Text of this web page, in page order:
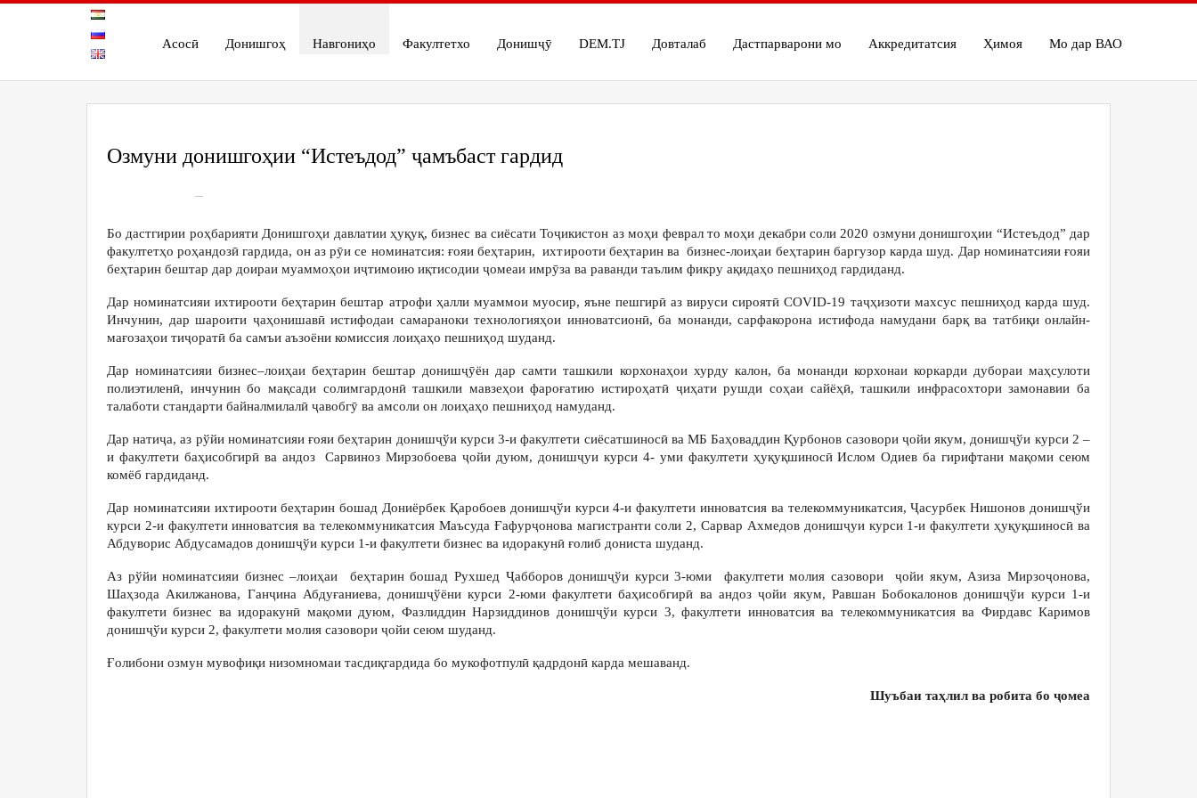
Асосӣ Донишгоҳ Навгониҳо Факултетхо Донишҷӯ DEM.TJ Довталаб Дастпарварони мо Аккредитатсия Ҳимоя Мо дар ВАО
Озмуни донишгоҳии “Истеъдод” ҷамъбаст гардид
Бо дастгирии роҳбарияти Донишгоҳи давлатии ҳуқуқ, бизнес ва сиёсати Тоҷикистон аз моҳи феврал то моҳи декабри соли 2020 озмуни донишгоҳии “Истеъдод” дар
факултетҳо роҳандозӣ гардида, он аз рӯи се номинатсия: ғояи беҳтарин, ихтирооти беҳтарин ва бизнес-лоиҳаи беҳтарин баргузор карда шуд. Дар номинатсияи ғояи
беҳтарин бештар дар доираи муаммоҳои иҷтимоию иқтисодии ҷомеаи имрӯза ва раванди таълим фикру ақидаҳо пешниҳод гардиданд.
Дар номинатсияи ихтирооти беҳтарин бештар атрофи ҳалли муаммои муосир, яъне пешгирӣ аз вируси сироятӣ COVID-19 таҷҳизоти махсус пешниҳод карда шуд.
Инчунин, дар шароити ҷаҳонишавӣ истифодаи самараноки технологияҳои инноватсионӣ, ба монанди, сарфакорона истифода намудани барқ ва татбиқи онлайн-
мағозаҳои тиҷоратӣ ба самъи аъзоёни комиссия лоиҳаҳо пешниҳод шуданд.
Дар номинатсияи бизнес–лоиҳаи беҳтарин бештар донишҷӯён дар самти ташкили корхонаҳои хурду калон, ба монанди корхонаи коркарди дубораи маҳсулоти
полиэтиленӣ, инчунин бо мақсади солимгардонӣ ташкили мавзеҳои фароғатию истироҳатӣ ҷиҳати рушди соҳаи сайёҳӣ, ташкили инфрасохтори замонавии ба
талаботи стандарти байналмилалӣ ҷавобгӯ ва амсоли он лоиҳаҳо пешниҳод намуданд.
Дар натиҷа, аз рўйи номинатсияи ғояи беҳтарин донишҷўи курси 3-и факултети сиёсатшиносӣ ва МБ Баҳоваддин Қурбонов сазовори ҷойи якум, донишҷўи курси 2 –
и факултети баҳисобгирӣ ва андоз Сарвиноз Мирзобоева ҷойи дуюм, донишҷуи курси 4- уми факултети ҳуқуқшиносӣ Ислом Одиев ба гирифтани мақоми сеюм
комёб гардиданд.
Дар номинатсияи ихтирооти беҳтарин бошад Дониёрбек Қаробоев донишҷўи курси 4-и факултети инноватсия ва телекоммуникатсия, Ҷасурбек Нишонов донишҷўи
курси 2-и факултети инноватсия ва телекоммуникатсия Маъсуда Ғафурҷонова магистранти соли 2, Сарвар Ахмедов донишҷуи курси 1-и факултети ҳуқуқшиносӣ ва
Абдуворис Абдусамадов донишҷўи курси 1-и факултети бизнес ва идоракунӣ ғолиб дониста шуданд.
Аз рўйи номинатсияи бизнес –лоиҳаи беҳтарин бошад Рухшед Ҷабборов донишҷўи курси 3-юми факултети молия сазовори ҷойи якум, Азиза Мирзоҷонова,
Шаҳзода Акилжанова, Ганҷина Абдуғаниева, донишҷўёни курси 2-юми факултети баҳисобгирӣ ва андоз ҷойи якум, Равшан Бобокалонов донишҷўи курси 1-и
факултети бизнес ва идоракунӣ мақоми дуюм, Фазлиддин Нарзиддинов донишҷўи курси 3, факултети инноватсия ва телекоммуникатсия ва Фирдавс Каримов
донишҷўи курси 2, факултети молия сазовори ҷойи сеюм шуданд.
Ғолибони озмун мувофиқи низомномаи тасдиқгардида бо мукофотпулӣ қадрдонӣ карда мешаванд.
Шуъбаи таҳлил ва робита бо ҷомеа